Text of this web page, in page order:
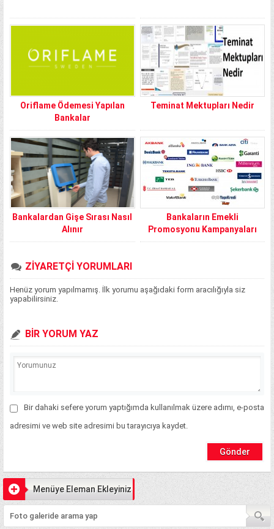
Oriflame Ödemesi Yapılan
Bankalar
Teminat Mektupları Nedir
Bankalardan Gişe Sırası Nasıl
Alınır
Bankaların Emekli
Promosyonu Kampanyaları
ZİYARETÇİ YORUMLARI
Henüz yorum yapılmamış. İlk yorumu aşağıdaki form aracılığıyla siz
yapabilirsiniz.
BİR YORUM YAZ
Bir dahaki sefere yorum yaptığımda kullanılmak üzere adımı, e-posta
adresimi ve web site adresimi bu tarayıcıya kaydet.
Menüye Eleman Ekleyiniz